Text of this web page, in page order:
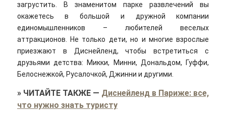
загрустить. В знаменитом парке развлечений вы
окажетесь в большой и дружной компании
единомышленников – любителей веселых
аттракционов. Не только дети, но и многие взрослые
приезжают в Диснейленд, чтобы встретиться с
друзьями детства: Микки, Минни, Дональдом, Гуффи,
Белоснежкой, Русалочкой, Джинни и другими.
» ЧИТАЙТЕ ТАКЖЕ— Диснейленд в Париже: все,
что нужно знать туристу